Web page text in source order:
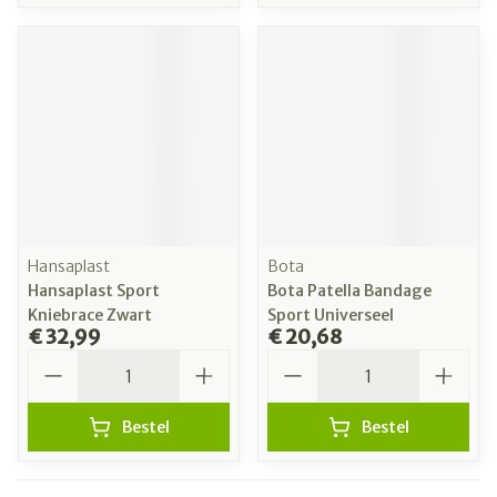
Hansaplast
Hansaplast Sport
Kniebrace Zwart
€ 32,99
Bestel
Bota
Bota Patella Bandage
Sport Universeel
€ 20,68
Bestel